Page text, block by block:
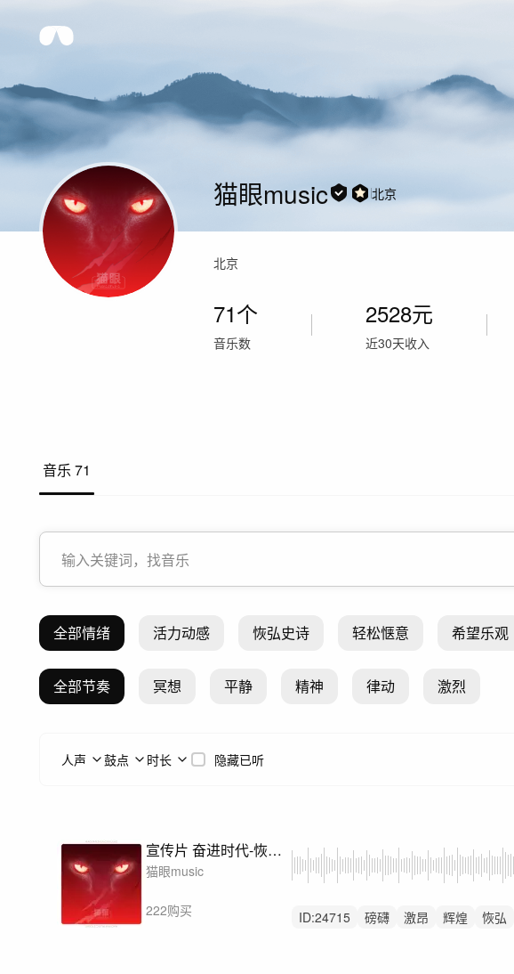
猫眼music 北京
北京
71个
音乐数
2528元
近30天收入
音乐 71
全部情绪 活力动感 恢弘史诗 轻松惬意 希望乐观
全部节奏 冥想 平静 精神 律动 激烈
人声 鼓点 时长 隐藏已听
宣传片 奋进时代-恢弘管弦乐
猫眼music
222购买 ID:24715 磅礴 激昂 辉煌 恢弘